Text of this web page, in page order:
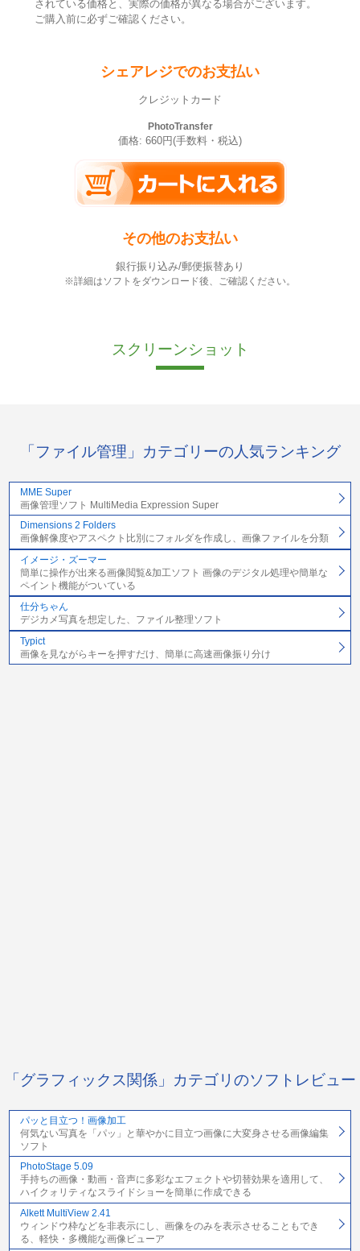
されている価格と、実際の価格が異なる場合がございます。
ご購入前に必ずご確認ください。
シェアレジでのお支払い
クレジットカード
PhotoTransfer
価格: 660円(手数料・税込)
その他のお支払い
銀行振り込み/郵便振替あり
※詳細はソフトをダウンロード後、ご確認ください。
スクリーンショット
「ファイル管理」カテゴリーの人気ランキング
MME Super
画像管理ソフト MultiMedia Expression Super
Dimensions 2 Folders
画像解像度やアスペクト比別にフォルダを作成し、画像ファイルを分類
イメージ・ズーマー
簡単に操作が出来る画像閲覧&加工ソフト 画像のデジタル処理や簡単な
ペイント機能がついている
仕分ちゃん
デジカメ写真を想定した、ファイル整理ソフト
Typict
画像を見ながらキーを押すだけ、簡単に高速画像振り分け
「グラフィックス関係」カテゴリのソフトレビュー
パッと目立つ！画像加工
何気ない写真を「パッ」と華やかに目立つ画像に大変身させる画像編集
ソフト
PhotoStage 5.09
手持ちの画像・動画・音声に多彩なエフェクトや切替効果を適用して、
ハイクォリティなスライドショーを簡単に作成できる
Alkett MultiView 2.41
ウィンドウ枠などを非表示にし、画像をのみを表示させることもでき
る、軽快・多機能な画像ビューア